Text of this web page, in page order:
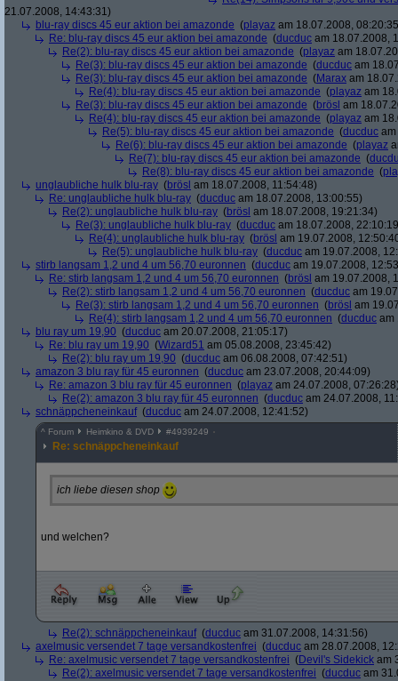
21.07.2008, 14:43:31)
blu-ray discs 45 eur aktion bei amazonde (playaz am 18.07.2008,
Re: blu-ray discs 45 eur aktion bei amazonde (ducduc am 18.07.2008,
Re(2): blu-ray discs 45 eur aktion bei amazonde (playaz am
Re(3): blu-ray discs 45 eur aktion bei amazonde (ducduc am
Re(3): blu-ray discs 45 eur aktion bei amazonde (Marax am
Re(4): blu-ray discs 45 eur aktion bei amazonde (playaz am
Re(3): blu-ray discs 45 eur aktion bei amazonde (brösl am
Re(4): blu-ray discs 45 eur aktion bei amazonde (playaz am
Re(5): blu-ray discs 45 eur aktion bei amazonde (ducduc
Re(6): blu-ray discs 45 eur aktion bei amazonde (playaz
Re(7): blu-ray discs 45 eur aktion bei amazonde (
Re(8): blu-ray discs 45 eur aktion bei amazonde (
unglaubliche hulk blu-ray (brösl am 18.07.2008, 11:54:48)
Re: unglaubliche hulk blu-ray (ducduc am 18.07.2008, 13:00:55)
Re(2): unglaubliche hulk blu-ray (brösl am 18.07.2008, 19:21:34)
Re(3): unglaubliche hulk blu-ray (ducduc am 18.07.2008,
Re(4): unglaubliche hulk blu-ray (brösl am 19.07.2008,
Re(5): unglaubliche hulk blu-ray (ducduc am 19.07.2008,
stirb langsam 1,2 und 4 um 56,70 euronnen (ducduc am 19.07.2008,
Re: stirb langsam 1,2 und 4 um 56,70 euronnen (brösl am 19.07.2008,
Re(2): stirb langsam 1,2 und 4 um 56,70 euronnen (ducduc am
Re(3): stirb langsam 1,2 und 4 um 56,70 euronnen (brösl am
Re(4): stirb langsam 1,2 und 4 um 56,70 euronnen (ducduc am
blu ray um 19,90 (ducduc am 20.07.2008, 21:05:17)
Re: blu ray um 19,90 (Wizard51 am 05.08.2008, 23:45:42)
Re(2): blu ray um 19,90 (ducduc am 06.08.2008, 07:42:51)
amazon 3 blu ray für 45 euronnen (ducduc am 23.07.2008, 20:44:09)
Re: amazon 3 blu ray für 45 euronnen (playaz am 24.07.2008,
Re(2): amazon 3 blu ray für 45 euronnen (ducduc am 24.07.2008,
schnäppcheneinkauf(ducduc am 24.07.2008, 12:41:52)
^ Forum Heimkino & DVD #4939249
Re: schnäppcheneinkauf
ich liebe diesen shop
und welchen?
Re(2): schnäppcheneinkauf(ducduc am 31.07.2008, 14:31:56)
axelmusic versendet 7 tage versandkostenfrei (ducduc am 28.07.2008,
Re: axelmusic versendet 7 tage versandkostenfrei (Devil's Sidekick am
Re(2): axelmusic versendet 7 tage versandkostenfrei (ducduc am